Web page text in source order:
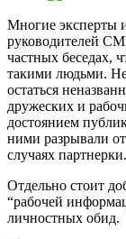
Многие эксперты
руководителей
частных беседах,
такими людьми.
остаться
дружеских и
достоянием
ними разрывали
случаях партнерки.
Отдельно стоит
“рабочей
личностных обид.